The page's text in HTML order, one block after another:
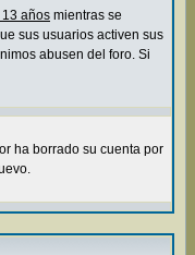
años mientras se
sus usuarios activen sus
abusen del foro. Si
ha borrado su cuenta por